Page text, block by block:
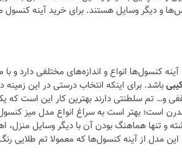
و دیگر وسایل هستند. برای خرید آینه کنسول
کنسول‌ها انواع و اندازه‌های مختلفی دارد و
باشد. برای اینکه انتخاب درستی در این زمینه
و… تم سلطنتی دارند بهترین کار این است
است؛ بهتر است به سراغ انواع مدل میز
و تنها هماهنگ بودن آن با دیگر وسایل منزل،
مدل از آینه کنسول‌ها که معمولا تم طلایی